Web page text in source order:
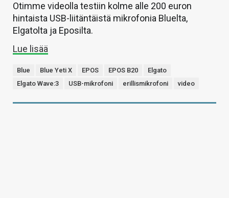
Otimme videolla testiin kolme alle 200 euron
hintaista USB-liitäntäistä mikrofonia Bluelta,
Elgatolta ja Eposilta.
Lue lisää
Blue Blue Yeti X EPOS EPOS B20
Elgato
Elgato Wave:3
USB-mikrofoni erillismikrofoni video